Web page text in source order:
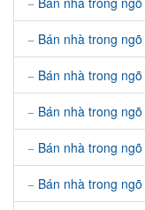
Bán nhà trong
Bán nhà trong
Bán nhà trong
Bán nhà trong
Bán nhà trong